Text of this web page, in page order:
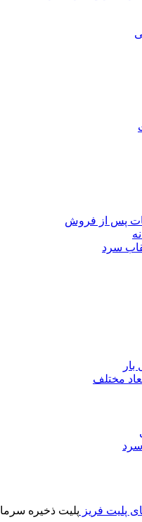
پس از فروش
سرد
مختلف
پلیت فریز پلیت ذخیره سرما